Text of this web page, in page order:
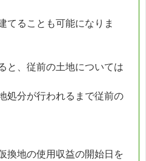
てることも可能になりま
と、従前の土地については
処分が行われるまで従前の
換地の使用収益の開始日を